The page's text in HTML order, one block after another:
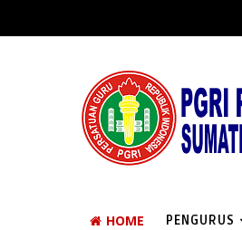
HOME PENGURUS